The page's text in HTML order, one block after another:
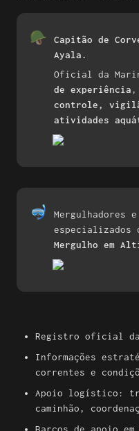
🪖
Capitão de
Ayala.
Oficial da
de experiência
controle,
atividades
🤿
Mergulhadores
especializados
Mergulho em
Registro oficial
Informações
correntes e
Apoio logístico:
caminhão,